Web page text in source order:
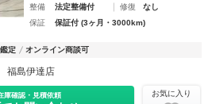
整備 法定整備付 修復
なし
保証
保証付 (3ヶ月・3000km)
定 オンライン商談可
福島伊達店
庫確認・見積依頼 お気に入り